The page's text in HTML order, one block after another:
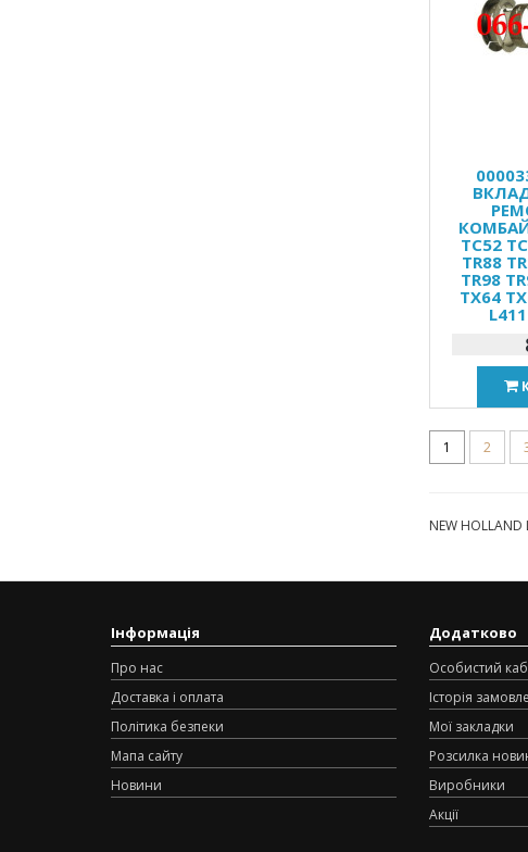
TC52
TR88
TR98
TX64
1 2
NEW
Інформація
Про нас
Доставка і оплата
Політика безпеки
Мапа сайту
Новини
Додатково
Особистий
Історія
Мої закладки
Розсилка
Виробники
Акції